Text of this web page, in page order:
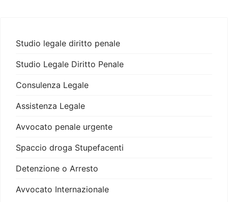
Studio legale diritto penale
Studio Legale Diritto Penale
Consulenza Legale
Assistenza Legale
Avvocato penale urgente
Spaccio droga Stupefacenti
Detenzione o Arresto
Avvocato Internazionale